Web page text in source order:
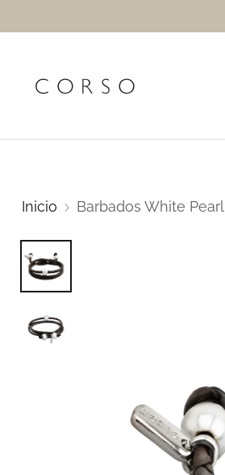
Inicio Barbados White Pearl